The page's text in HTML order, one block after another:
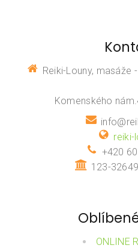
Reiki-Louny, masáže
Komenského
reiki-
+420
123-
ONLINE